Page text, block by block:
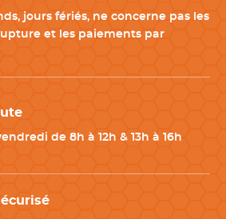
de garantir efficacité, hygiène et
Acier anti corrosif
jours fériés, ne concerne pas les
et les paiements par
de 8h à 12h & 13h à 16h